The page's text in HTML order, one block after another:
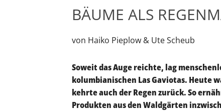
BÄUME ALS
von Haiko Pieplow & Ute Scheub
Soweit das Auge reichte, lag
kolumbianischen Las Gaviotas. Heute
kehrte auch der Regen zurück. So
Produkten aus den Waldgärten